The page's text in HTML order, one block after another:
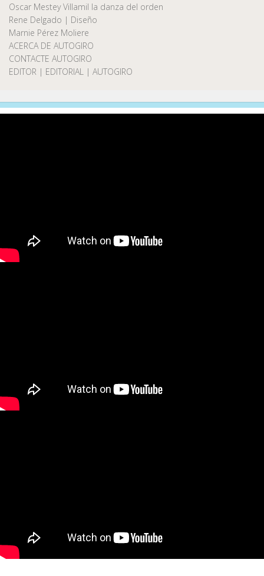
Oscar Mestey Villamil la danza del orden
Rene Delgado | Diseño
Marnie Pérez Moliere
ACERCA DE AUTOGIRO
CONTACTE AUTOGIRO
EDITOR | EDITORIAL | AUTOGIRO